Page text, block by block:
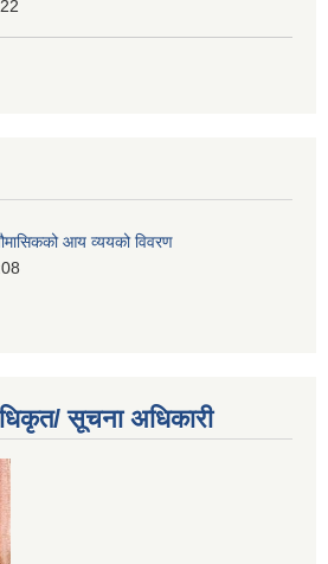
आय व्ययको विवरण
सूचना अधिकारी